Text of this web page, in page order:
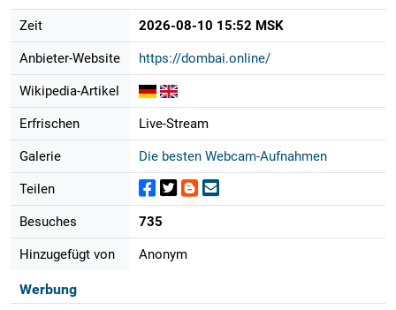
Zeit 2026-08-10 15:52 MSK
Anbieter-Website https://dombai.online/
Wikipedia-Artikel
Erfrischen Live-Stream
Galerie Die besten Webcam-Aufnahmen
Teilen
Besuches 735
Hinzugefügt von Anonym
Werbung